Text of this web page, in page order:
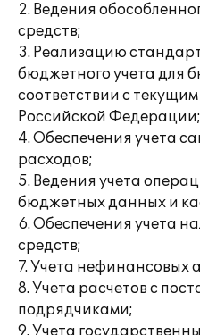
2. Ведения
средств;
3. Реализацию
бюджетного учета для
соответствии с
Российской Федерации;
4. Обеспечения учета
расходов;
5. Ведения учета
бюджетных данных и
6. Обеспечения учета
средств;
7. Учета нефинансовых
8. Учета расчетов с
подрядчиками;
9. Учета